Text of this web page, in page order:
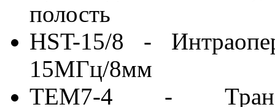
полость
HST-15/8 -
15МГц/8мм
TEM7-4 -